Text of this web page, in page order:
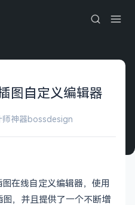
图自定义编辑器
师神器bossdesign
在线自定义编辑器，使用
，并且提供了一个不断增